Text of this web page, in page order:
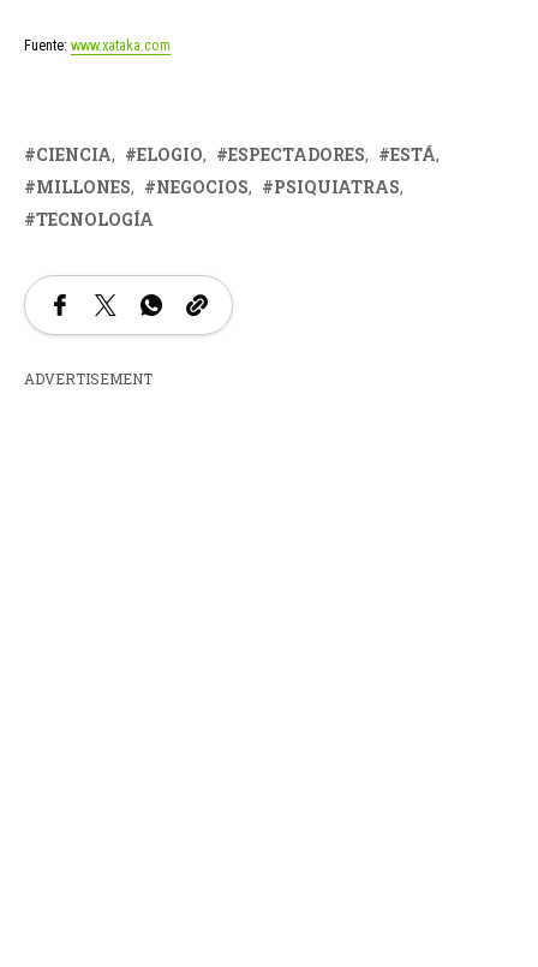
Fuente: www.xataka.com
CIENCIA ELOGIO ESPECTADORES
ESTÁ
MILLONES
NEGOCIOS
PSIQUIATRAS
TECNOLOGÍA
ADVERTISEMENT